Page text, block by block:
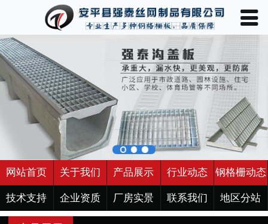
 网站首页
关于我们
产品展示
钢格栅动态
技术支持
企业资质
󰀥
网站首页 关于我们 产品展示 行业动态 钢格栅动态
技术支持 企业资质 厂房实景 联系我们 地区分站